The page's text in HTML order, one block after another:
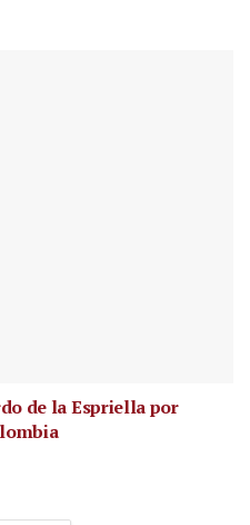
de la Espriella por